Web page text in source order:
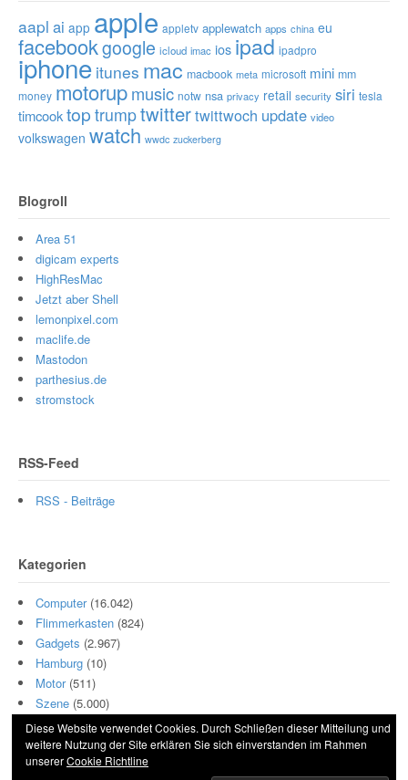
aapl ai app apple appletv applewatch apps china eu
facebookgoogle icloud imac ios ipad ipadpro
iphone itunes mac macbook meta microsoft mini mm
money motorupmusic notw nsa privacy retail security siri tesla
timcooktop trumptwittertwittwoch update video
volkswagen watch wwdc zuckerberg
Blogroll
Area 51
digicam experts
HighResMac
Jetzt aber Shell
lemonpixel.com
maclife.de
Mastodon
parthesius.de
stromstock
RSS-Feed
RSS - Beiträge
Kategorien
Computer(16.042)
Flimmerkasten (824)
Gadgets (2.967)
Hamburg (10)
Motor(511)
Szene (5.000)
Diese Website verwendet Cookies. Durch Schließen dieser Mitteilung und
weitere Nutzung der Site erklären Sie sich einverstanden im Rahmen
unsererCookie Richtline